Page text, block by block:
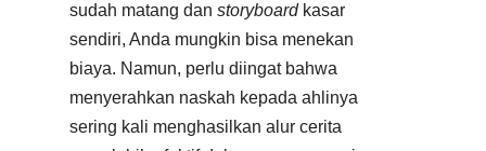
sudah matang dan storyboardkasar
sendiri, Anda mungkin bisa menekan
biaya. Namun, perlu diingat bahwa
menyerahkan naskah kepada ahlinya
sering kali menghasilkan alur cerita